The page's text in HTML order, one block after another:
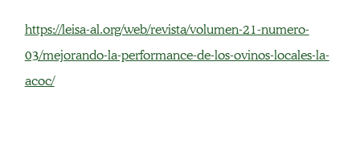
https://leisa-al.org/web/revista/volumen-21-numero-
03/mejorando-la-performance-de-los-ovinos-locales-la-
acoc/